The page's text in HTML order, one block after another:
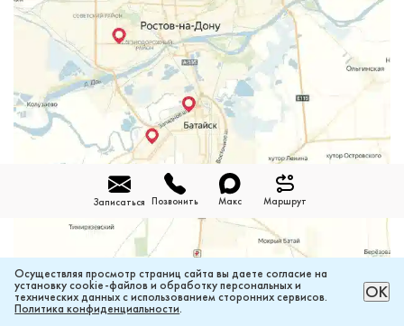
Записаться Позвонить Макс Маршрут
Осуществляя просмотр страниц сайта вы даете согласие на
установку cookie-файлов и обработку персональных и
технических данных с использованием сторонних сервисов.
Политика конфиденциальности.
ОК
РАССЧИТАТЬ ЦЕНУ ОНЛАЙН